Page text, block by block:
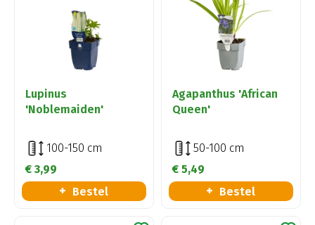
Lupinus
'Noblemaiden'
100-150 cm
€ 3,99
Bestel
Agapanthus 'African
Queen'
50-100 cm
€ 5,49
Bestel